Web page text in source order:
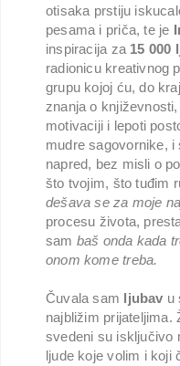
otisaka prstiju
pesama i priča, te je
inspiracija za 15 000
radionicu kreativnog
grupu kojoj ću, do
znanja o
motivaciji i lepoti
mudre sagovornike,
napred, bez misli o
što tvojim, što tuđim
dešava se za moje
procesu života,
sam baš onda kada
onom kome treba.
Čuvala sam ljubav u
najbližim prijateljima.
svedeni su isključivo
ljude koje volim i koji